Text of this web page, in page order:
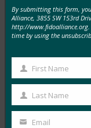
FIDO Videos
2月 23, 2024
2023年は、個人
Read More →
ウェビナー次世
キーを導入する
FIDO Videos
By submitting this form,
Alliance, 3855 SW 153rd
http://www.fidoalliance.org.
time by using the
First
Name
First Name
Last
Name
Last Name
Email